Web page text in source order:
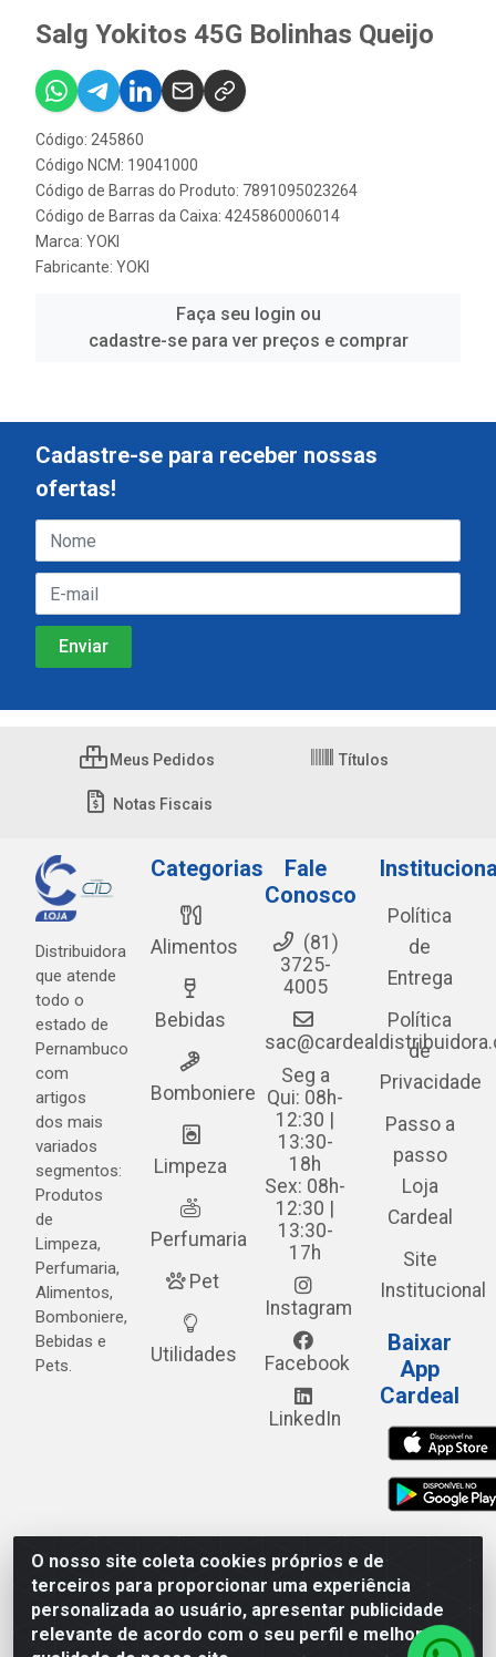
Salg Yokitos 45G Bolinhas Queijo
Código: 245860
Código NCM: 19041000
Código de Barras do Produto: 7891095023264
Código de Barras da Caixa: 4245860006014
Marca: YOKI
Fabricante: YOKI
Faça seu login ou
cadastre-se para ver preços e comprar
O nosso site coleta cookies próprios e de
terceiros para proporcionar uma experiência
personalizada ao usuário, apresentar publicidade
relevante de acordo com o seu perfil e melhorar a
Cadastre-se para receber nossas
ofertas!
Meus Pedidos Títulos
Notas Fiscais
Distribuidora
que atende
todo o
estado de
Pernambuco
com
artigos
dos mais
variados
segmentos:
Produtos
de
Limpeza,
Perfumaria,
Alimentos,
Bomboniere,
Bebidas e
Pets.
Categorias
Alimentos
Bebidas
Bomboniere
Limpeza
Perfumaria
Pet
Utilidades
Fale
Conosco
(81)
3725-
4005
Seg a
Qui: 08h-
12:30 |
13:30-
18h
Sex: 08h-
12:30 |
13:30-
17h
Instagram
Facebook
LinkedIn
Política
de
Entrega
Política
de
Privacidade
Passo a
passo
Loja
Cardeal
Site
Institucional
Baixar
App
Cardeal
Cardeal Distribuidora - Estrada Alto do Moura, 582 - Alto
do Moura - Caruaru/PE - CEP 55.040-120 - CNPJ
05.253.499/0001-62